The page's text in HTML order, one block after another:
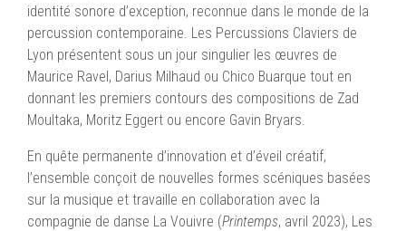
identité sonore d’exception, reconnue dans le monde de la
percussion contemporaine. Les Percussions Claviers de
Lyon présentent sous un jour singulier les œuvres de
Maurice Ravel, Darius Milhaud ou Chico Buarque tout en
donnant les premiers contours des compositions de Zad
Moultaka, Moritz Eggert ou encore Gavin Bryars.
En quête permanente d’innovation et d’éveil créatif,
l’ensemble conçoit de nouvelles formes scéniques basées
sur la musique et travaille en collaboration avec la
compagnie de danse La Vouivre (Printemps, avril 2023), Les